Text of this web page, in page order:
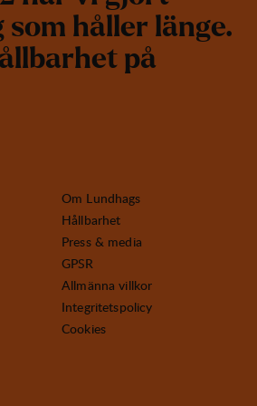
som håller länge.
ållbarhet på
Om Lundhags
Hållbarhet
Press & media
GPSR
Allmänna villkor
Integritetspolicy
Cookies